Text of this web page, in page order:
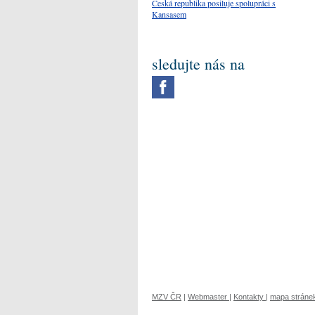
Česká republika posiluje spolupráci s
Kansasem
sledujte nás na
MZV ČR | Webmaster | Kontakty | mapa